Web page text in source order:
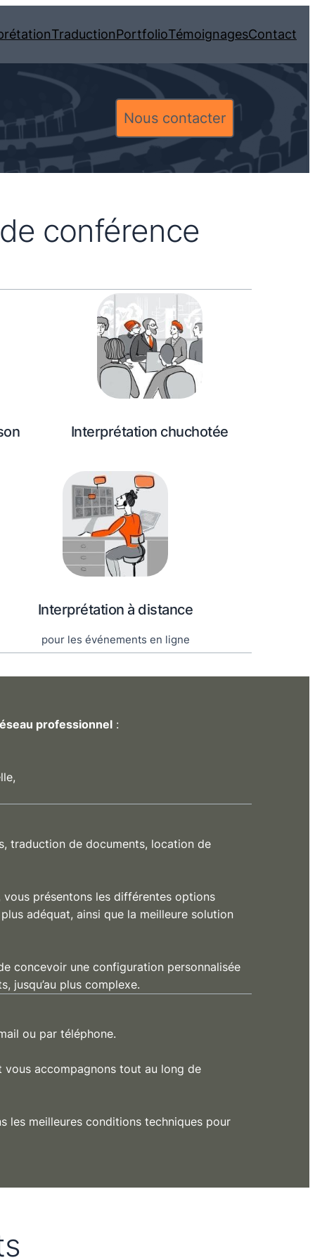
TraductionPortfolioTémoignagesContact
Nous contacter
conférence
Interprétation chuchotée
Interprétation à distance
pour les événements en ligne
professionnel :
traduction de documents, location de
présentons les différentes options
adéquat, ainsi que la meilleure solution
concevoir une configuration personnalisée
jusqu’au plus complexe.
ou par téléphone.
accompagnons tout au long de
les meilleures conditions techniques pour